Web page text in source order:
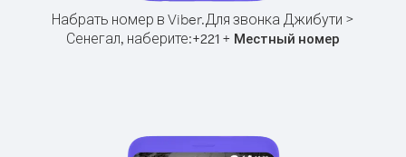
Набрать номер в Viber.Для звонка Джибути >
Сенегал, наберите:+221 + Местный номер